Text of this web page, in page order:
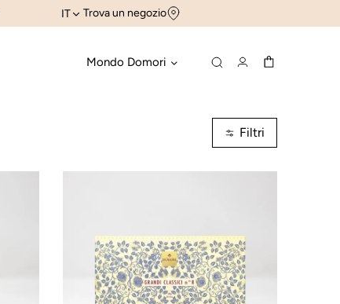
IT Trova un negozio
Mondo Domori
Filtri